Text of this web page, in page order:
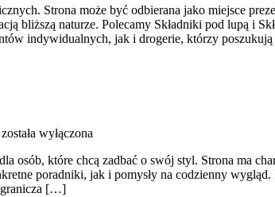
Strona może być odbierana jako miejsce
bliższą naturze. Polecamy Składniki pod lupą i
indywidualnych, jak i drogerie, którzy
została wyłączona
osób, które chcą zadbać o swój styl. Strona ma
poradniki, jak i pomysły na codzienny
[…]